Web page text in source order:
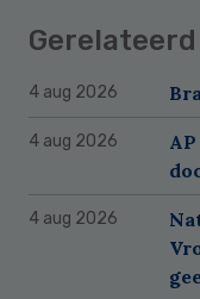
4 aug 2026
4 aug 2026
4 aug 2026